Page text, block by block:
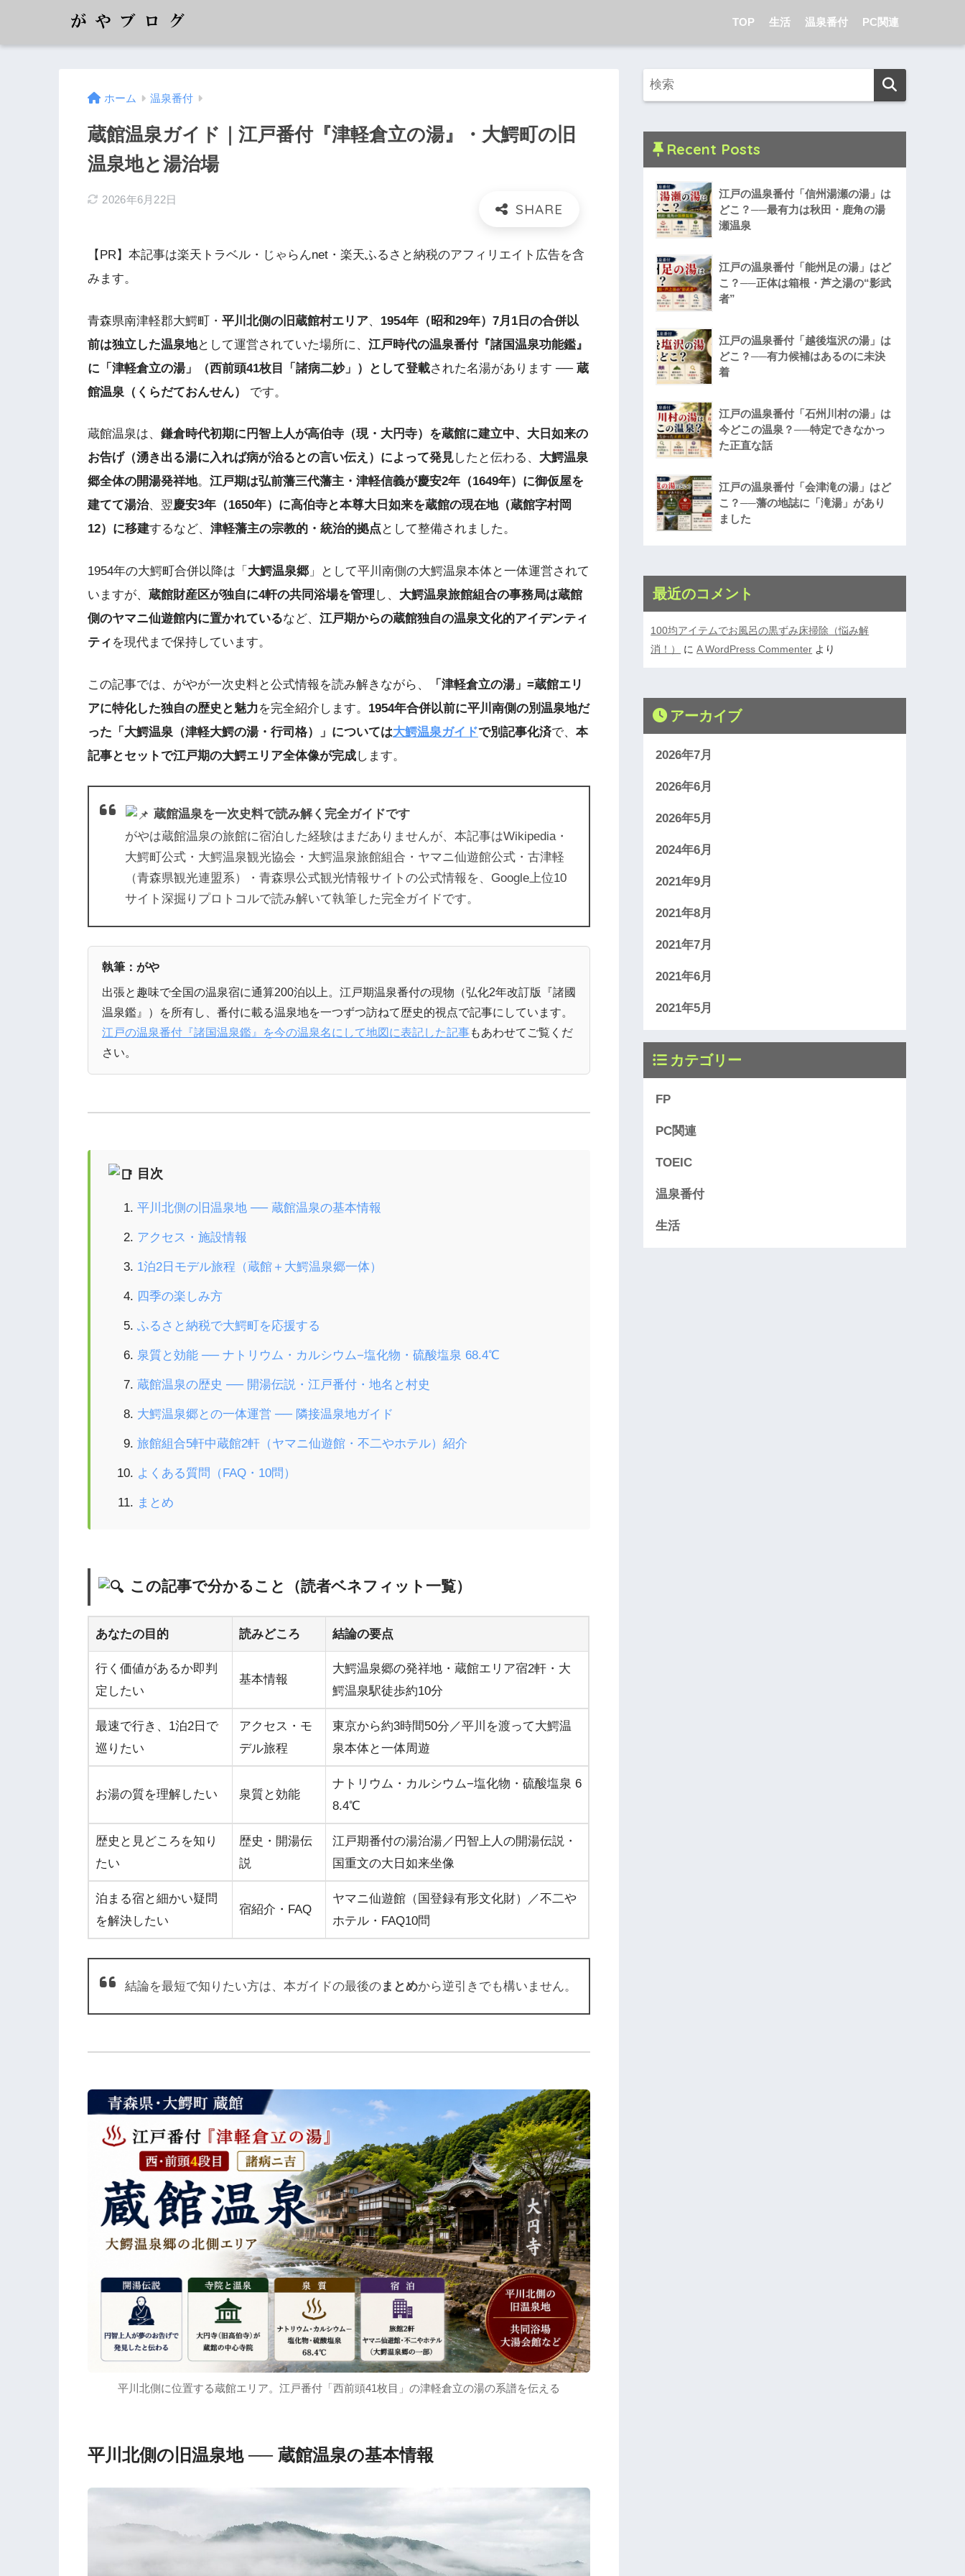
TOP 生活 温泉番付 PC関連
ホーム 温泉番付
蔵館温泉ガイド｜江戸番付『津軽倉立の湯』・大鰐町の旧
温泉地と湯治場
2026年6月22日
【PR】本記事は楽天トラベル・じゃらんnet・楽天ふるさと納税のアフィリエイト広告を含
みます。
青森県南津軽郡大鰐町・ 平川北側の旧蔵館村エリア、 1954年（昭和29年）7月1日の合併以
前は独立した温泉地として運営されていた場所に、 江戸時代の温泉番付『諸国温泉功能鑑』
に「津軽倉立の湯」（西前頭41枚目「諸病二妙」）として登載された名湯があります ── 蔵
館温泉（くらだておんせん）
です。
蔵館温泉は、 鎌倉時代初期に円智上人が高伯寺（現・大円寺）を蔵館に建立中、大日如来の
お告げ（湧き出る湯に入れば病が治るとの言い伝え）によって発見したと伝わる、 大鰐温泉
郷全体の開湯発祥地。 江戸期は弘前藩三代藩主・津軽信義が慶安2年（1649年）に御仮屋を
建てて湯治、翌慶安3年（1650年）に高伯寺と本尊大日如来を蔵館の現在地（蔵館字村岡
12）に移建するなど、 津軽藩主の宗教的・統治的拠点 として整備されました。
1954年の大鰐町合併以降は「 大鰐温泉郷 」として平川南側の大鰐温泉本体と一体運営されて
いますが、 蔵館財産区が独自に4軒の共同浴場を管理 し、 大鰐温泉旅館組合の事務局は蔵館
側のヤマニ仙遊館内に置かれているなど、 江戸期からの蔵館独自の温泉文化的アイデンティ
ティ を現代まで保持しています。
この記事では、がやが一次史料と公式情報を読み解きながら、
「津軽倉立の湯」=蔵館エリ
アに特化した独自の歴史と魅力 を完全紹介します。 1954年合併以前に平川南側の別温泉地だ
った「大鰐温泉（津軽大鰐の湯・行司格）」については大鰐温泉ガイドで別記事化済で、 本
記事とセットで江戸期の大鰐エリア全体像が完成します。
蔵館温泉を一次史料で読み解く完全ガイドです
がやは蔵館温泉の旅館に宿泊した経験はまだありませんが、本記事はWikipedia・
大鰐町公式・大鰐温泉観光協会・大鰐温泉旅館組合・ヤマニ仙遊館公式・古津軽
（青森県観光連盟系）・青森県公式観光情報サイトの公式情報を、Google上位10
サイト深掘りプロトコルで読み解いて執筆した完全ガイドです。
執筆：がや
出張と趣味で全国の温泉宿に通算200泊以上。江戸期温泉番付の現物（弘化2年改訂版『諸國
温泉鑑』）を所有し、番付に載る温泉地を一つずつ訪ねて歴史的視点で記事にしています。
江戸の温泉番付『諸国温泉鑑』を今の温泉名にして地図に表記した記事もあわせてご覧くだ
さい。
目次
平川北側の旧温泉地 ── 蔵館温泉の基本情報
アクセス・施設情報
1泊2日モデル旅程（蔵館＋大鰐温泉郷一体）
四季の楽しみ方
ふるさと納税で大鰐町を応援する
泉質と効能 ── ナトリウム・カルシウム−塩化物・硫酸塩泉 68.4℃
蔵館温泉の歴史 ── 開湯伝説・江戸番付・地名と村史
大鰐温泉郷との一体運営 ── 隣接温泉地ガイド
旅館組合5軒中蔵館2軒（ヤマニ仙遊館・不二やホテル）紹介
よくある質問（FAQ・10問）
まとめ
この記事で分かること（読者ベネフィット一覧）
あなたの目的 読みどころ 結論の要点
行く価値があるか即判
定したい
基本情報
大鰐温泉郷の発祥地・蔵館エリア宿2軒・大
鰐温泉駅徒歩約10分
最速で行き、1泊2日で
巡りたい
アクセス・モ
デル旅程
東京から約3時間50分／平川を渡って大鰐温
泉本体と一体周遊
お湯の質を理解したい 泉質と効能
ナトリウム・カルシウム−塩化物・硫酸塩泉 6
8.4℃
歴史と見どころを知り
たい
歴史・開湯伝
説
江戸期番付の湯治湯／円智上人の開湯伝説・
国重文の大日如来坐像
泊まる宿と細かい疑問
を解決したい
宿紹介・FAQ
ヤマニ仙遊館（国登録有形文化財）／不二や
ホテル・FAQ10問
結論を最短で知りたい方は、本ガイドの最後のまとめから逆引きでも構いません。
平川北側に位置する蔵館エリア。江戸番付「西前頭41枚目」の津軽倉立の湯の系譜を伝える
平川北側の旧温泉地 ── 蔵館温泉の基本情報
Recent Posts
江戸の温泉番付「信州湯瀬の湯」は
どこ？──最有力は秋田・鹿角の湯
瀬温泉
江戸の温泉番付「能州足の湯」はど
こ？──正体は箱根・芦之湯の“影武
者”
江戸の温泉番付「越後塩沢の湯」は
どこ？──有力候補はあるのに未決
着
江戸の温泉番付「石州川村の湯」は
今どこの温泉？──特定できなかっ
た正直な話
江戸の温泉番付「会津滝の湯」はど
こ？──藩の地誌に「滝湯」があり
ました
最近のコメント
100均アイテムでお風呂の黒ずみ床掃除（悩み解
消！）
にA WordPress Commenter より
アーカイブ
2026年7月
2026年6月
2026年5月
2024年6月
2021年9月
2021年8月
2021年7月
2021年6月
2021年5月
カテゴリー
FP
PC関連
TOEIC
温泉番付
生活